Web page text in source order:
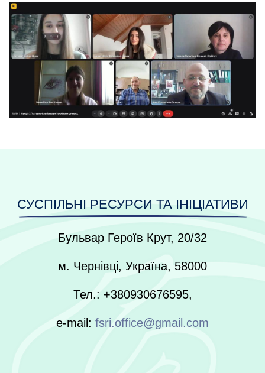
СУСПІЛЬНІ РЕСУРСИ ТА ІНІЦІАТИВИ
Бульвар Героїв Крут, 20/32
м. Чернівці, Україна, 58000
Тел.: +380930676595,
e-mail: fsri.office@gmail.com